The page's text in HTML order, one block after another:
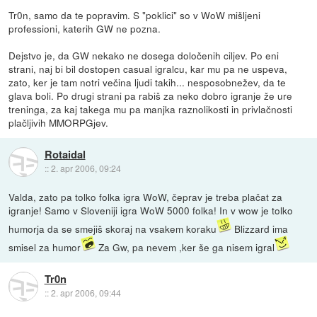
Tr0n, samo da te popravim. S "poklici" so v WoW mišljeni
professioni, katerih GW ne pozna.
Dejstvo je, da GW nekako ne dosega določenih ciljev. Po eni
strani, naj bi bil dostopen casual igralcu, kar mu pa ne uspeva,
zato, ker je tam notri večina ljudi takih... nesposobnežev, da te
glava boli. Po drugi strani pa rabiš za neko dobro igranje že ure
treninga, za kaj takega mu pa manjka raznolikosti in privlačnosti
plačljivih MMORPGjev.
Rotaidal
::2. apr 2006, 09:24
Valda, zato pa tolko folka igra WoW, čeprav je treba plačat za
igranje! Samo v Sloveniji igra WoW 5000 folka! In v wow je tolko
humorja da se smejiš skoraj na vsakem koraku
Blizzard ima
smisel za humor
Za Gw, pa nevem ,ker še ga nisem igral
Tr0n
::2. apr 2006, 09:44